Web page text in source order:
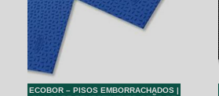
ECOBOR – PISOS EMBORRACHADOS |